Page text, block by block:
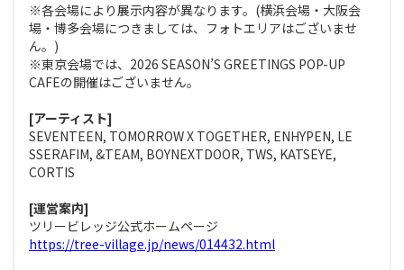
※各会場により展示内容が異なります。(横浜会場・大阪会
場・博多会場につきましては、フォトエリアはございませ
ん。)
※東京会場では、2026 SEASON’S GREETINGS POP-UP
CAFEの開催はございません。
[アーティスト]
SEVENTEEN, TOMORROW X TOGETHER, ENHYPEN, LE
SSERAFIM, &TEAM, BOYNEXTDOOR, TWS, KATSEYE,
CORTIS
[運営案内]
ツリービレッジ公式ホームページ
https://tree-village.jp/news/014432.html